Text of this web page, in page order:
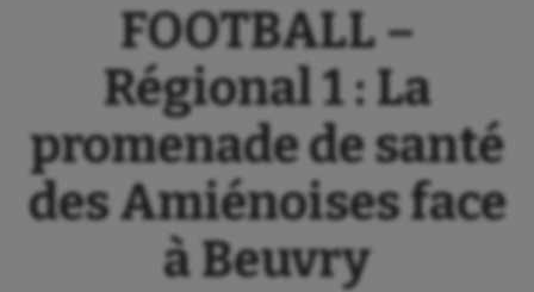
FOOTBALL –
Régional 1 : La
promenade de santé
des Amiénoises face
à Beuvry